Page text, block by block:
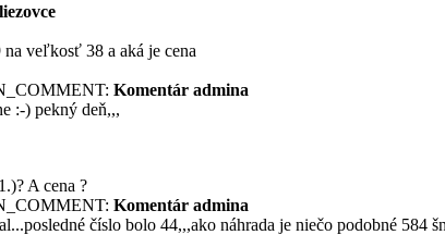
veľkosť 38 a aká je cena
Komentár admina
:-) pekný deň,,,
A cena ?
Komentár admina
číslo bolo 44,,,ako náhrada je niečo podobné 584